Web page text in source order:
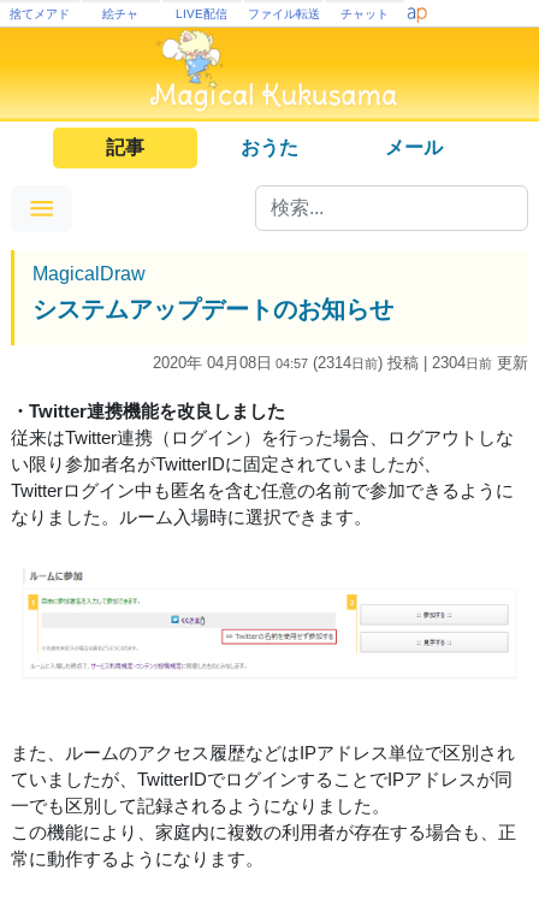
捨てメアド 絵チャ LIVE配信 ファイル転送 チャット
記事 おうた メール
MagicalDraw
システムアップデートのお知らせ
2020年 04月08日 04:57 (2314日前) 投稿 | 2304日前 更新
・Twitter連携機能を改良しました
従来はTwitter連携（ログイン）を行った場合、ログアウトしな
い限り参加者名がTwitterIDに固定されていましたが、
Twitterログイン中も匿名を含む任意の名前で参加できるように
なりました。ルーム入場時に選択できます。
また、ルームのアクセス履歴などはIPアドレス単位で区別され
ていましたが、TwitterIDでログインすることでIPアドレスが同
一でも区別して記録されるようになりました。
この機能により、家庭内に複数の利用者が存在する場合も、正
常に動作するようになります。